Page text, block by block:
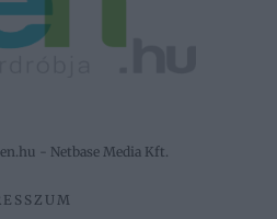
- Netbase Media Kft.